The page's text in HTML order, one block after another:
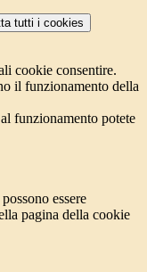
tutti i cookies
cookie consentire.
il funzionamento della
funzionamento potete
essere
pagina della cookie